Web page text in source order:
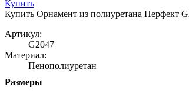
Купить
Купить Орнамент из полиуретана Перфект
Артикул:
G2047
Материал:
Пенополиуретан
Размеры